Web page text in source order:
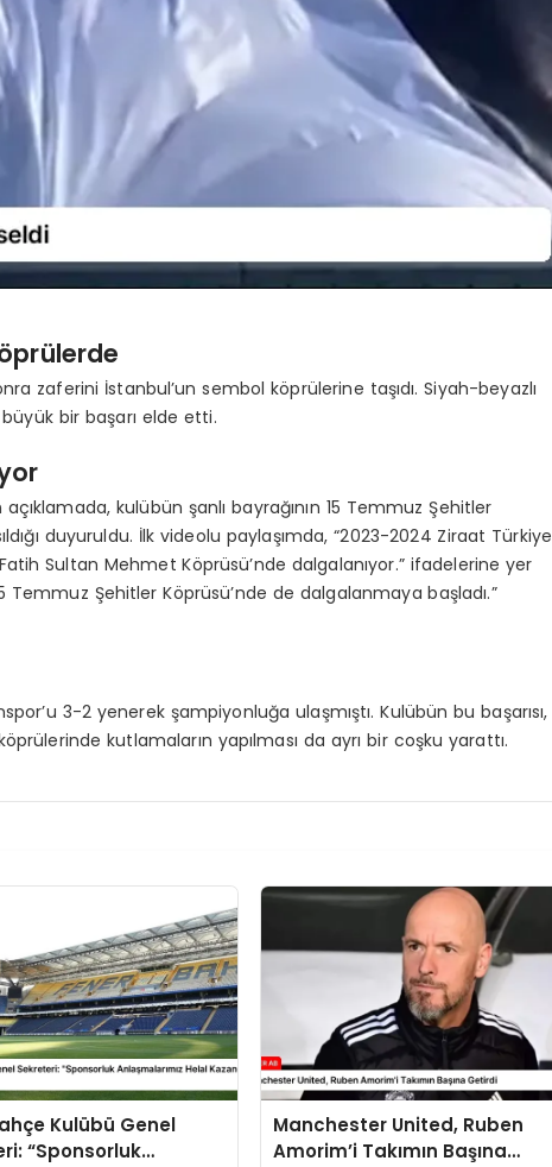
zaferini İstanbul’un sembol köprülerine taşıdı. Siyah-beyazlı
bir başarı elde etti.
kulübün şanlı bayrağının 15 Temmuz Şehitler
duyuruldu. İlk videolu paylaşımda, “2023-2024 Ziraat Türkiye
Fatih Sultan Mehmet Köprüsü’nde dalgalanıyor.” ifadelerine yer
Temmuz Şehitler Köprüsü’nde de dalgalanmaya başladı.”
3-2 yenerek şampiyonluğa ulaşmıştı. Kulübün bu başarısı,
kutlamaların yapılması da ayrı bir coşku yarattı.
Kulübü Genel
“Sponsorluk
Manchester United, Ruben
Amorim’i Takımın Başına